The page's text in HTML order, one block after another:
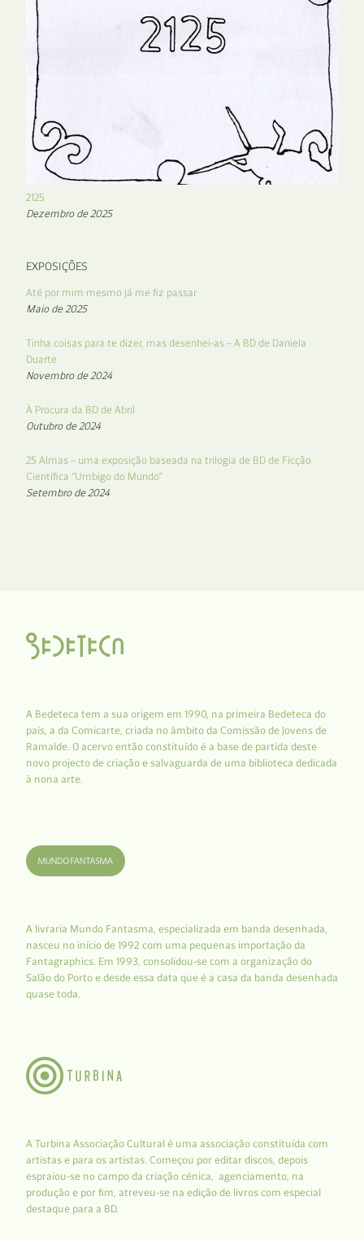
2125
Dezembro de 2025
EXPOSIÇÕES
Até por mim mesmo já me fiz passar
Maio de 2025
Tinha coisas para te dizer, mas desenhei-as – A BD de Daniela
Duarte
Novembro de 2024
À Procura da BD de Abril
Outubro de 2024
25 Almas – uma exposição baseada na trilogia de BD de Ficção
Científica “Umbigo do Mundo”
Setembro de 2024
A Bedeteca tem a sua origem em 1990, na primeira Bedeteca do
país, a da Comicarte, criada no âmbito da Comissão de Jovens de
Ramalde. O acervo então constituído é a base de partida deste
novo projecto de criação e salvaguarda de uma biblioteca dedicada
à nona arte.
A livraria Mundo Fantasma, especializada em banda desenhada,
nasceu no início de 1992 com uma pequenas importação da
Fantagraphics. Em 1993, consolidou-se com a organização do
Salão do Porto e desde essa data que é a casa da banda desenhada
quase toda.
A Turbina Associação Cultural é uma associação constituída com
artistas e para os artistas. Começou por editar discos, depois
espraiou-se no campo da criação cénica, agenciamento, na
produção e por fim, atreveu-se na edição de livros com especial
destaque para a BD.